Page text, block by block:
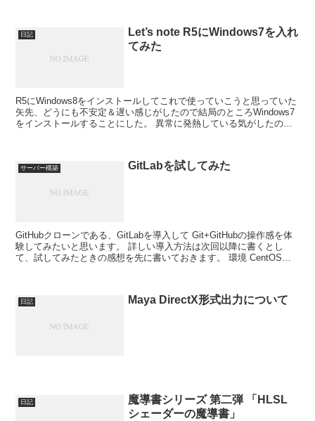
日記
Let’s note R5にWindows7を入れ
てみた
R5にWindows8をインストールしてこれで使っていこうと思っていた
矢先、どうにも不安定＆遅い感じがしたので結局のところWindows7
をインストールすることにした。 異常に発熱している気がしたの
サーバー構築 GitLabを試してみた
GitHubクローンである、GitLabを導入して Git+GitHubの操作感を体
験してみたいと思います。 詳しい導入方法は次回以降に書くとし
て、試してみたときの感想を先に書いておきます。 環境 CentOS
日記 Maya DirectX形式出力について
日記
魔導書シリーズ 第二弾 「HLSL
シェーダーの魔導書」